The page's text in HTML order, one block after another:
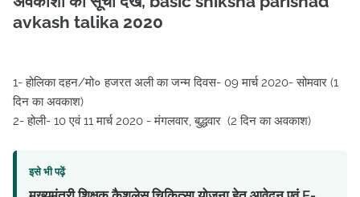
avkash talika 2020
1- होलिका दहन/मो० हजरत अली का जन्म दिवस- 09 मार्च 2020- सोमवार (1
दिन का अवकाश)
2- होली- 10 एवं 11 मार्च 2020 - मंगलवार, बुद्धवार (2 दिन का अवकाश)
इसे भी पढ़ें